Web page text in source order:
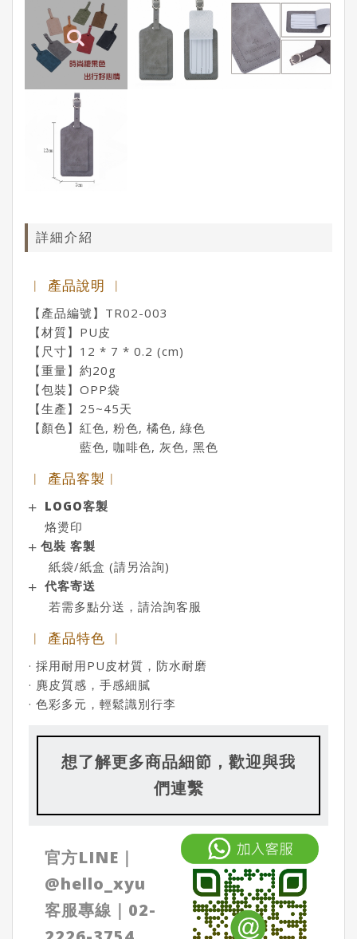
詳細介紹
︱ 產品說明 ︱
【產品編號】TR02-003
【材質】PU皮
【尺寸】12 * 7 * 0.2 (cm)
【重量】約20g
【包裝】OPP袋
【生產】25~45天
【顏色】紅色, 粉色, 橘色, 綠色
藍色, 咖啡色, 灰色, 黑色
︱ 產品客製︱
LOGO客製
烙燙印
包裝 客製
紙袋/紙盒 (請另洽詢)
代客寄送
若需多點分送，請洽詢客服
︱ 產品特色 ︱
· 採用耐用PU皮材質，防水耐磨
· 麂皮質感，手感細膩
· 色彩多元，輕鬆識別行李
想了解更多商品細節，歡迎與我
們連繫
官方LINE｜
@hello_xyu
客服專線｜ 02-